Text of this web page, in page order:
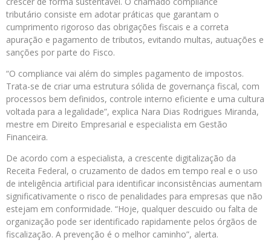
tributário consiste em adotar práticas que garantam o
cumprimento rigoroso das obrigações fiscais e a correta
apuração e pagamento de tributos, evitando multas, autuações e
sanções por parte do Fisco.
“O compliance vai além do simples pagamento de impostos.
Trata-se de criar uma estrutura sólida de governança fiscal, com
processos bem definidos, controle interno eficiente e uma cultura
voltada para a legalidade”, explica Nara Dias Rodrigues Miranda,
mestre em Direito Empresarial e especialista em Gestão
Financeira.
De acordo com a especialista, a crescente digitalização da
Receita Federal, o cruzamento de dados em tempo real e o uso
de inteligência artificial para identificar inconsistências aumentam
significativamente o risco de penalidades para empresas que não
estejam em conformidade. “Hoje, qualquer descuido ou falta de
organização pode ser identificado rapidamente pelos órgãos de
fiscalização. A prevenção é o melhor caminho”, alerta.